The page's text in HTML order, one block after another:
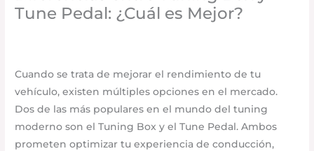
Tune Pedal: ¿Cuál es Mejor?
Cuando se trata de mejorar el rendimiento de tu
vehículo, existen múltiples opciones en el mercado.
Dos de las más populares en el mundo del tuning
moderno son el Tuning Box y el Tune Pedal. Ambos
prometen optimizar tu experiencia de conducción,